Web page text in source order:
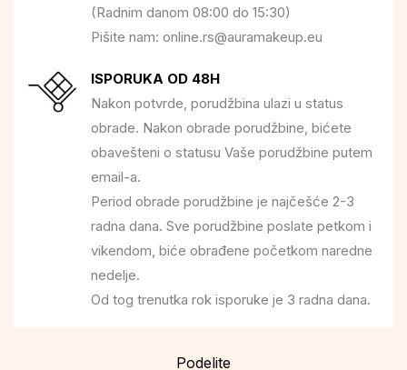
(Radnim danom 08:00 do 15:30)
Pišite nam: online.rs@auramakeup.eu
ISPORUKA OD 48H
Nakon potvrde, porudžbina ulazi u status
obrade. Nakon obrade porudžbine, bićete
obavešteni o statusu Vaše porudžbine putem
email-a.
Period obrade porudžbine je najčešće 2-3
radna dana. Sve porudžbine poslate petkom i
vikendom, biće obrađene početkom naredne
nedelje.
Od tog trenutka rok isporuke je 3 radna dana.
Podelite